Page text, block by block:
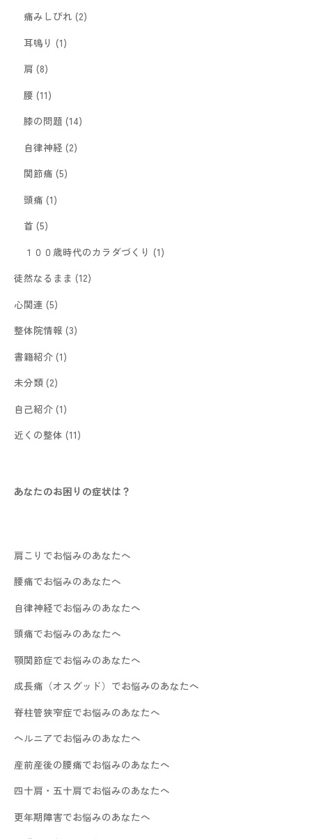
痛みしびれ (2)
耳鳴り (1)
肩 (8)
腰 (11)
膝の問題 (14)
自律神経 (2)
関節痛 (5)
頭痛 (1)
首 (5)
１００歳時代のカラダづくり (1)
徒然なるまま (12)
心関連 (5)
整体院情報 (3)
書籍紹介 (1)
未分類 (2)
自己紹介 (1)
近くの整体 (11)
あなたのお困りの症状は？
肩こりでお悩みのあなたへ
腰痛でお悩みのあなたへ
自律神経でお悩みのあなたへ
頭痛でお悩みのあなたへ
顎関節症でお悩みのあなたへ
成長痛（オスグッド）でお悩みのあなたへ
脊柱管狭窄症でお悩みのあなたへ
ヘルニアでお悩みのあなたへ
産前産後の腰痛でお悩みのあなたへ
四十肩・五十肩でお悩みのあなたへ
更年期障害でお悩みのあなたへ